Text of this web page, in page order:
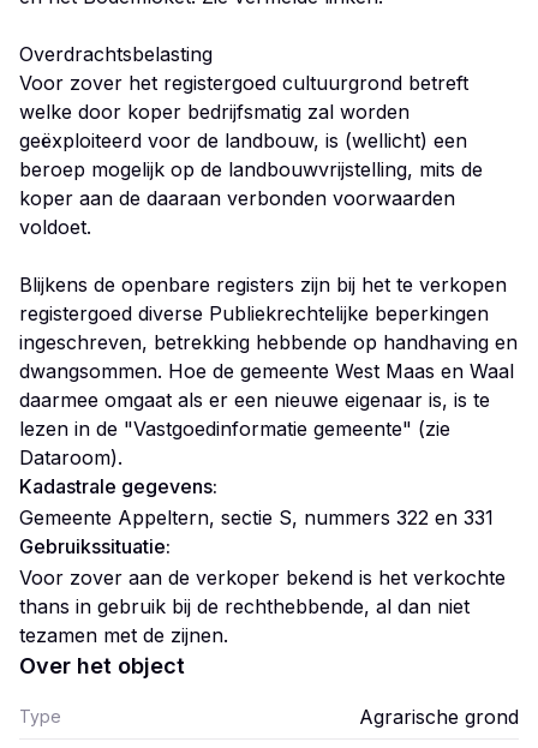
Overdrachtsbelasting
Voor zover het registergoed cultuurgrond betreft
welke door koper bedrijfsmatig zal worden
geëxploiteerd voor de landbouw, is (wellicht) een
beroep mogelijk op de landbouwvrijstelling, mits de
koper aan de daaraan verbonden voorwaarden
voldoet.
Blijkens de openbare registers zijn bij het te verkopen
registergoed diverse Publiekrechtelijke beperkingen
ingeschreven, betrekking hebbende op handhaving en
dwangsommen. Hoe de gemeente West Maas en Waal
daarmee omgaat als er een nieuwe eigenaar is, is te
lezen in de "Vastgoedinformatie gemeente" (zie
Dataroom).
Kadastrale gegevens:
Gemeente Appeltern, sectie S, nummers 322 en 331
Gebruikssituatie:
Voor zover aan de verkoper bekend is het verkochte
thans in gebruik bij de rechthebbende, al dan niet
tezamen met de zijnen.
Over het object
Type Agrarische grond